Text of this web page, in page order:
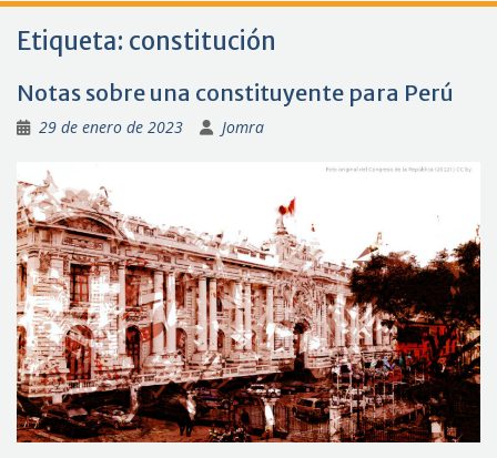
Etiqueta: constitución
Notas sobre una constituyente para Perú
29 de enero de 2023 Jomra